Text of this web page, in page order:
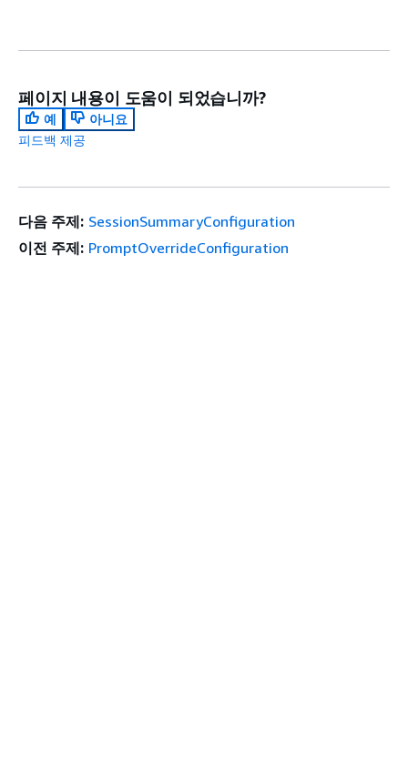
페이지 내용이 도움이 되었습니까?
예
아니요
피드백 제공
다음 주제: SessionSummaryConfiguration
이전 주제: PromptOverrideConfiguration